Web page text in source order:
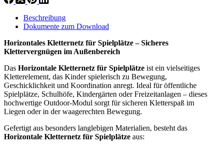
Beschreibung
Dokumente zum Download
Horizontales Kletternetz für Spielplätze – Sicheres
Klettervergnügen im Außenbereich
Das Horizontale Kletternetz für Spielplätze ist ein vielseitiges
Kletterelement, das Kinder spielerisch zu Bewegung,
Geschicklichkeit und Koordination anregt. Ideal für öffentliche
Spielplätze, Schulhöfe, Kindergärten oder Freizeitanlagen – dieses
hochwertige Outdoor-Modul sorgt für sicheren Kletterspaß im
Liegen oder in der waagerechten Bewegung.
Gefertigt aus besonders langlebigen Materialien, besteht das
Horizontale Kletternetz für Spielplätze aus: